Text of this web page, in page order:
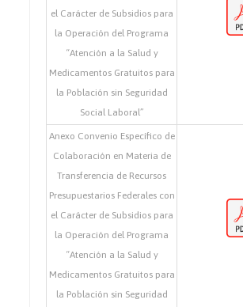
el Carácter de Subsidios para
la Operación del Programa
“Atención a la Salud y
Medicamentos Gratuitos para
la Población sin Seguridad
Social Laboral”
Anexo Convenio Específico de
Colaboración en Materia de
Transferencia de Recursos
Presupuestarios Federales con
el Carácter de Subsidios para
la Operación del Programa
“Atención a la Salud y
Medicamentos Gratuitos para
la Población sin Seguridad